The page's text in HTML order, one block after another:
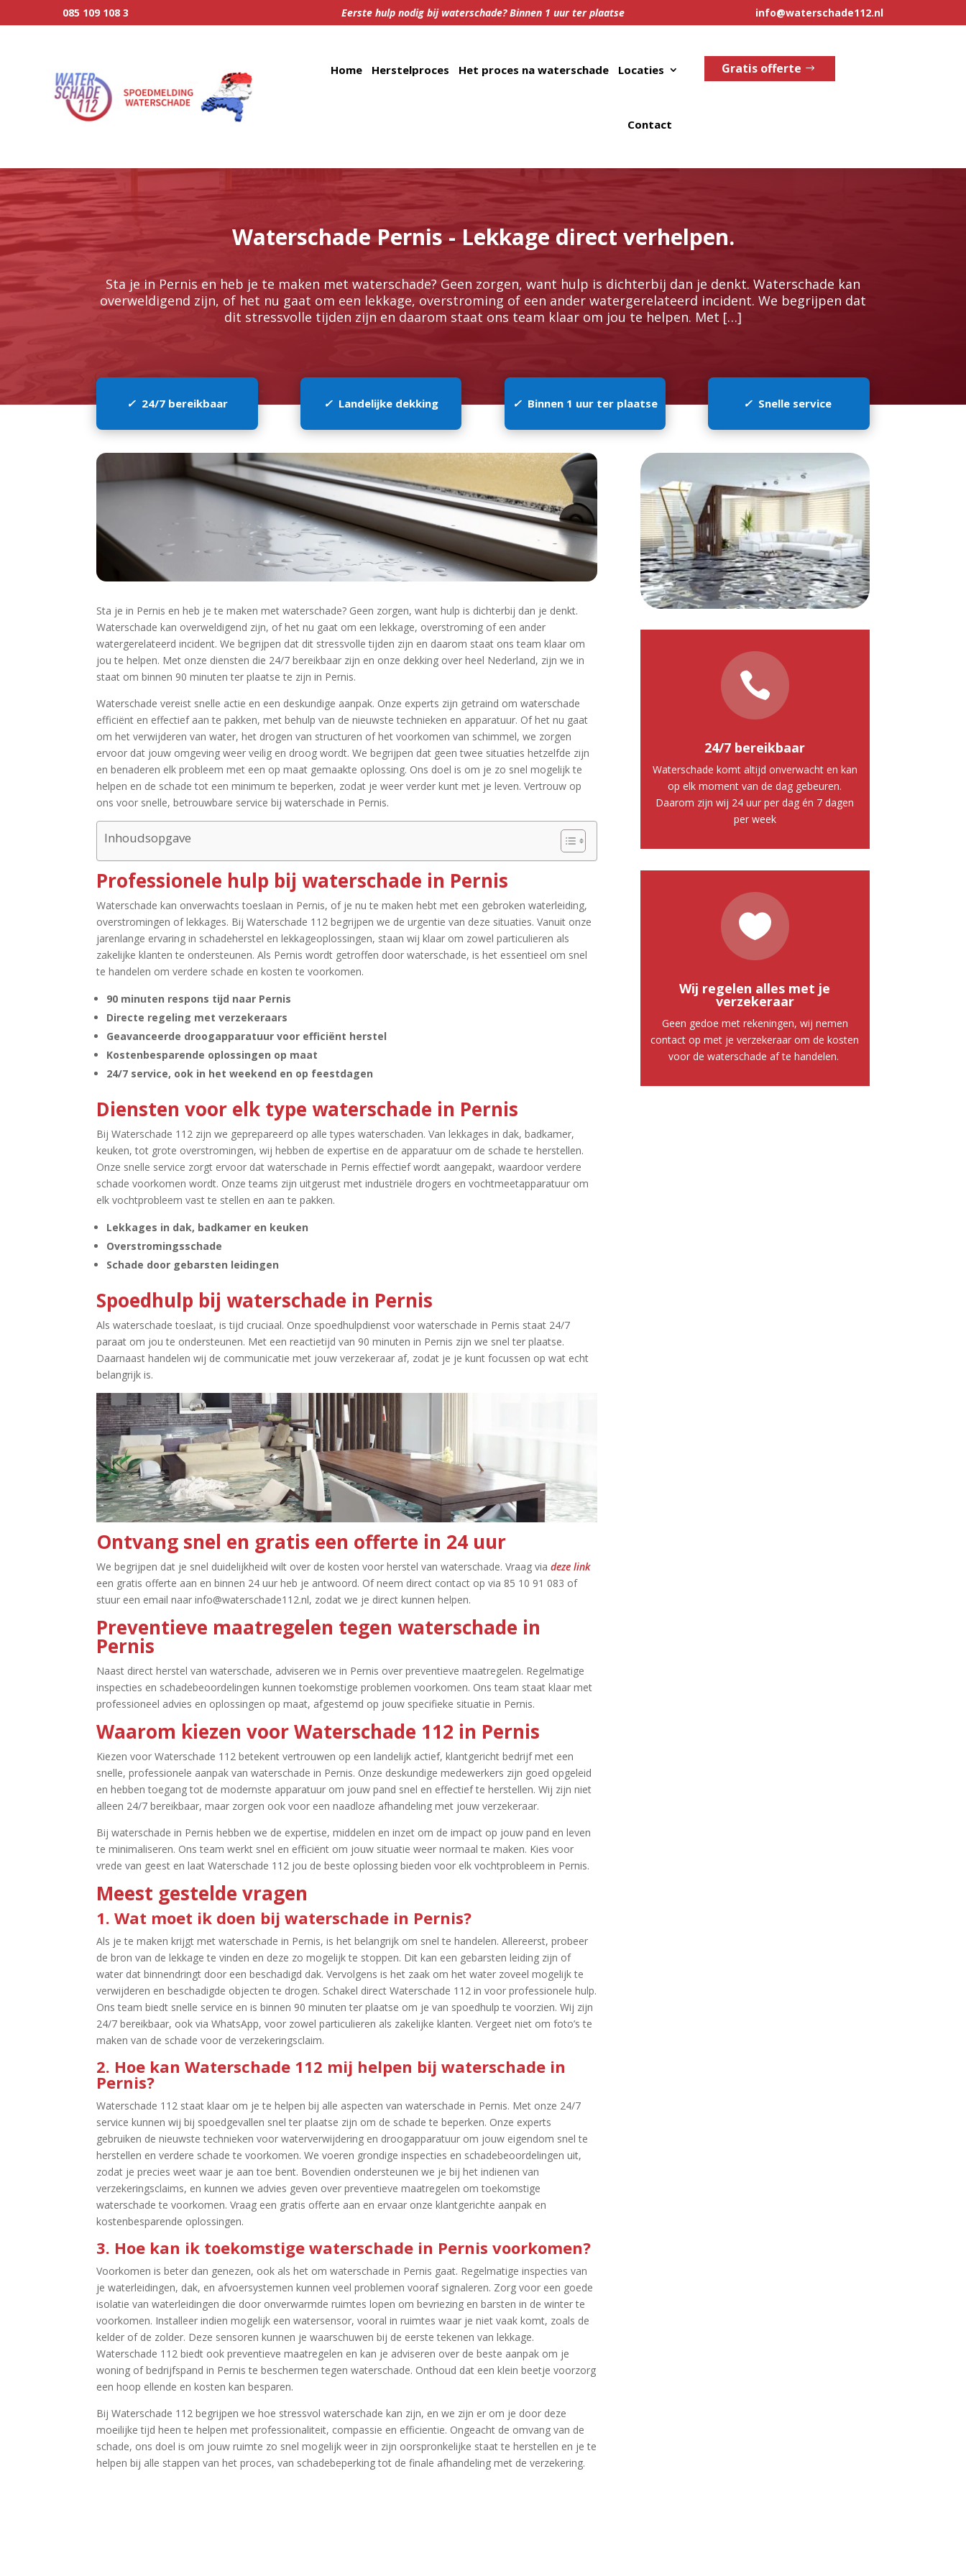
085 109 108 3 Eerste hulp nodig bij waterschade? Binnen 1 uur ter plaatse info@waterschade112.nl
Home Herstelproces Het proces na waterschade Locaties
Contact
Gratis offerte
Waterschade Pernis - Lekkage direct verhelpen.
Sta je in Pernis en heb je te maken met waterschade? Geen zorgen, want hulp is dichterbij dan je denkt.​ Waterschade kan
overweldigend zijn, of het nu gaat om een lekkage, overstroming of een ander watergerelateerd incident.​ We begrijpen dat
dit stressvolle tijden zijn en daarom staat ons team klaar om jou te helpen.​ Met […]
✓ 24/7 bereikbaar ✓ Landelijke dekking ✓Binnen 1 uur ter plaatse ✓Snelle service
Sta je in Pernis en heb je te maken met waterschade? Geen zorgen, want hulp is dichterbij dan je denkt.​
Waterschade kan overweldigend zijn, of het nu gaat om een lekkage, overstroming of een ander
watergerelateerd incident.​ We begrijpen dat dit stressvolle tijden zijn en daarom staat ons team klaar om
jou te helpen.​ Met onze diensten die 24/7 bereikbaar zijn en onze dekking over heel Nederland, zijn we in
staat om binnen 90 minuten ter plaatse te zijn in Pernis.​
Waterschade vereist snelle actie en een deskundige aanpak.​ Onze experts zijn getraind om waterschade
efficiënt en effectief aan te pakken, met behulp van de nieuwste technieken en apparatuur.​ Of het nu gaat
om het verwijderen van water, het drogen van structuren of het voorkomen van schimmel, we zorgen
ervoor dat jouw omgeving weer veilig en droog wordt.​ We begrijpen dat geen twee situaties hetzelfde zijn
en benaderen elk probleem met een op maat gemaakte oplossing.​ Ons doel is om je zo snel mogelijk te
helpen en de schade tot een minimum te beperken, zodat je weer verder kunt met je leven.​ Vertrouw op
ons voor snelle, betrouwbare service bij waterschade in Pernis.​
Inhoudsopgave
Professionele hulp bij waterschade in Pernis
Waterschade kan onverwachts toeslaan in Pernis, of je nu te maken hebt met een gebroken waterleiding,
overstromingen of lekkages.​ Bij Waterschade 112 begrijpen we de urgentie van deze situaties.​ Vanuit onze
jarenlange ervaring in schadeherstel en lekkageoplossingen, staan wij klaar om zowel particulieren als
zakelijke klanten te ondersteunen.​ Als Pernis wordt getroffen door waterschade, is het essentieel om snel
te handelen om verdere schade en kosten te voorkomen.​
90 minuten respons tijd naar Pernis
Directe regeling met verzekeraars
Geavanceerde droogapparatuur voor efficiënt herstel
Kostenbesparende oplossingen op maat
24/7 service, ook in het weekend en op feestdagen
Diensten voor elk type waterschade in Pernis
Bij Waterschade 112 zijn we geprepareerd op alle types waterschaden.​ Van lekkages in dak, badkamer,
keuken, tot grote overstromingen, wij hebben de expertise en de apparatuur om de schade te herstellen.​
Onze snelle service zorgt ervoor dat waterschade in Pernis effectief wordt aangepakt, waardoor verdere
schade voorkomen wordt.​ Onze teams zijn uitgerust met industriële drogers en vochtmeetapparatuur om
elk vochtprobleem vast te stellen en aan te pakken.​
Lekkages in dak, badkamer en keuken
Overstromingsschade
Schade door gebarsten leidingen
Spoedhulp bij waterschade in Pernis
Als waterschade toeslaat, is tijd cruciaal.​ Onze spoedhulpdienst voor waterschade in Pernis staat 24/7
paraat om jou te ondersteunen.​ Met een reactietijd van 90 minuten in Pernis zijn we snel ter plaatse.​
Daarnaast handelen wij de communicatie met jouw verzekeraar af, zodat je je kunt focussen op wat echt
belangrijk is.​
Ontvang snel en gratis een offerte in 24 uur
We begrijpen dat je snel duidelijkheid wilt over de kosten voor herstel van waterschade.​ Vraag viadeze link
een gratis offerte aan en binnen 24 uur heb je antwoord.​ Of neem direct contact op via 85 10 91 083 of
stuur een email naar info@waterschade112.​nl, zodat we je direct kunnen helpen.​
Preventieve maatregelen tegen waterschade in
Pernis
Naast direct herstel van waterschade, adviseren we in Pernis over preventieve maatregelen.​ Regelmatige
inspecties en schadebeoordelingen kunnen toekomstige problemen voorkomen.​ Ons team staat klaar met
professioneel advies en oplossingen op maat, afgestemd op jouw specifieke situatie in Pernis.​
Waarom kiezen voor Waterschade 112 in Pernis
Kiezen voor Waterschade 112 betekent vertrouwen op een landelijk actief, klantgericht bedrijf met een
snelle, professionele aanpak van waterschade in Pernis.​ Onze deskundige medewerkers zijn goed opgeleid
en hebben toegang tot de modernste apparatuur om jouw pand snel en effectief te herstellen.​ Wij zijn niet
alleen 24/7 bereikbaar, maar zorgen ook voor een naadloze afhandeling met jouw verzekeraar.​
Bij waterschade in Pernis hebben we de expertise, middelen en inzet om de impact op jouw pand en leven
te minimaliseren.​ Ons team werkt snel en efficiënt om jouw situatie weer normaal te maken.​ Kies voor
vrede van geest en laat Waterschade 112 jou de beste oplossing bieden voor elk vochtprobleem in Pernis.​
Meest gestelde vragen
1.​ Wat moet ik doen bij waterschade in Pernis?
Als je te maken krijgt met waterschade in Pernis, is het belangrijk om snel te handelen.​ Allereerst, probeer
de bron van de lekkage te vinden en deze zo mogelijk te stoppen.​ Dit kan een gebarsten leiding zijn of
water dat binnendringt door een beschadigd dak.​ Vervolgens is het zaak om het water zoveel mogelijk te
verwijderen en beschadigde objecten te drogen.​ Schakel direct Waterschade 112 in voor professionele hulp.​
Ons team biedt snelle service en is binnen 90 minuten ter plaatse om je van spoedhulp te voorzien.​ Wij zijn
24/7 bereikbaar, ook via WhatsApp, voor zowel particulieren als zakelijke klanten.​ Vergeet niet om foto’s te
maken van de schade voor de verzekeringsclaim.​
2.​ Hoe kan Waterschade 112 mij helpen bij waterschade in
Pernis?
Waterschade 112 staat klaar om je te helpen bij alle aspecten van waterschade in Pernis.​ Met onze 24/7
service kunnen wij bij spoedgevallen snel ter plaatse zijn om de schade te beperken.​ Onze experts
gebruiken de nieuwste technieken voor waterverwijdering en droogapparatuur om jouw eigendom snel te
herstellen en verdere schade te voorkomen.​ We voeren grondige inspecties en schadebeoordelingen uit,
zodat je precies weet waar je aan toe bent.​ Bovendien ondersteunen we je bij het indienen van
verzekeringsclaims, en kunnen we advies geven over preventieve maatregelen om toekomstige
waterschade te voorkomen.​ Vraag een gratis offerte aan en ervaar onze klantgerichte aanpak en
kostenbesparende oplossingen.​
3.​ Hoe kan ik toekomstige waterschade in Pernis voorkomen?
Voorkomen is beter dan genezen, ook als het om waterschade in Pernis gaat.​ Regelmatige inspecties van
je waterleidingen, dak, en afvoersystemen kunnen veel problemen vooraf signaleren.​ Zorg voor een goede
isolatie van waterleidingen die door onverwarmde ruimtes lopen om bevriezing en barsten in de winter te
voorkomen.​ Installeer indien mogelijk een watersensor, vooral in ruimtes waar je niet vaak komt, zoals de
kelder of de zolder.​ Deze sensoren kunnen je waarschuwen bij de eerste tekenen van lekkage.​
Waterschade 112 biedt ook preventieve maatregelen en kan je adviseren over de beste aanpak om je
woning of bedrijfspand in Pernis te beschermen tegen waterschade.​ Onthoud dat een klein beetje voorzorg
een hoop ellende en kosten kan besparen.​
Bij Waterschade 112 begrijpen we hoe stressvol waterschade kan zijn, en we zijn er om je door deze
moeilijke tijd heen te helpen met professionaliteit, compassie en efficientie.​ Ongeacht de omvang van de
schade, ons doel is om jouw ruimte zo snel mogelijk weer in zijn oorspronkelijke staat te herstellen en je te
helpen bij alle stappen van het proces, van schadebeperking tot de finale afhandeling met de verzekering.​

24/7 bereikbaar
Waterschade komt altijd onverwacht en kan
op elk moment van de dag gebeuren.
Daarom zijn wij 24 uur per dag én 7 dagen
per week

Wij regelen alles met je
verzekeraar
Geen gedoe met rekeningen, wij nemen
contact op met je verzekeraar om de kosten
voor de waterschade af te handelen.